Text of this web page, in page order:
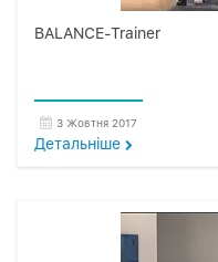
BALANCE-Trainer
3 Жовтня 2017
Детальнiше